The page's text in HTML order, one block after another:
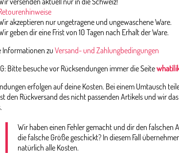
akzeptieren nur ungetragene und ungewaschene Ware.
geben dir eine Frist von 10 Tagen nach Erhalt der Ware.
Informationen zuVersand- und Zahlungbedingungen
Bitte besuche vor Rücksendungen immer die Seite
erfolgen auf deine Kosten. Bei einem Umtausch
den Rückversand des nicht passenden Artikels und wir
Wir haben einen Fehler gemacht und dir den falschen
die falsche Größe geschickt? In diesem Fall
natürlich alle Kosten.